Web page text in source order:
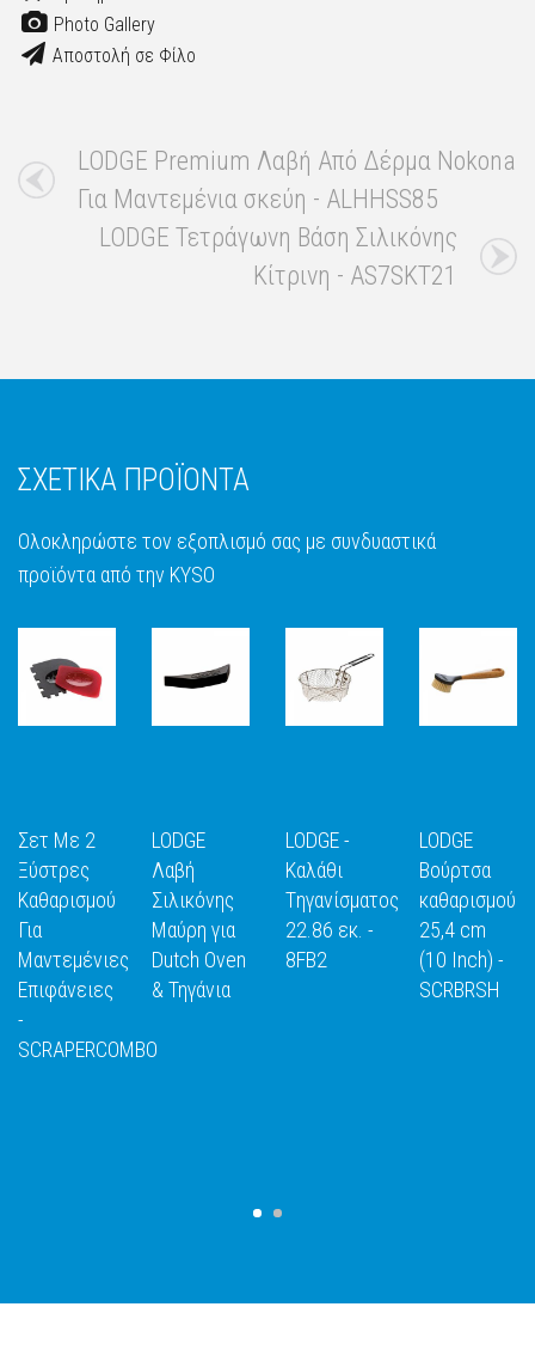
Photo Gallery
Αποστολή σε Φίλο
LODGE Premium Λαβή Από Δέρμα Nokona
Για Μαντεμένια σκεύη - ALHHSS85
LODGE Τετράγωνη Βάση Σιλικόνης
Κίτρινη - AS7SKT21
ΣΧΕΤΙΚΑ ΠΡΟΪΟΝΤΑ
Ολοκληρώστε τον εξοπλισμό σας με συνδυαστικά
προϊόντα από την KYSO
ΑΝΑΚΑΛΥΨΕ
ΤΟ
Σετ Με 2
Ξύστρες
Καθαρισμού
Για
Μαντεμένιες
Επιφάνειες
-
SCRAPERCOMBO
ΑΝΑΚΑΛΥΨΕ
ΤΟ
LODGE
Λαβή
Σιλικόνης
Μαύρη για
Dutch Oven
& Τηγάνια
ΑΝΑΚΑΛΥΨΕ
ΤΟ
LODGE -
Καλάθι
Tηγανίσματος
22.86 εκ. -
8FB2
ΤΟ
LODGE
Βούρτσα
καθαρισμού
25,4 cm
(10 Inch) -
SCRBRSH